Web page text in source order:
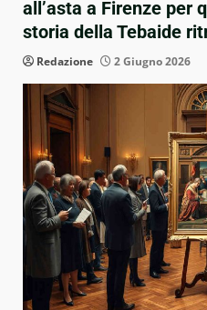
all’asta a Firenze per
storia della Tebaide
Redazione 2 Giugno 2026